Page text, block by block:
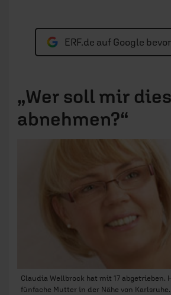
ERF.de auf Google
„Wer soll mir
abnehmen?“
Claudia Wellbrock hat mit 17 abgetrieben.
fünfache Mutter in der Nähe von